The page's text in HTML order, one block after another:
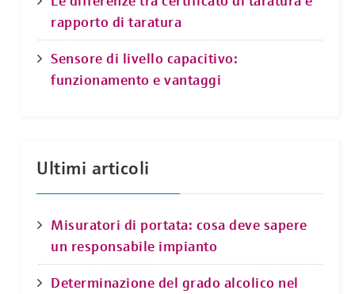
rapporto di taratura
Sensore di livello capacitivo:
funzionamento e vantaggi
Ultimi articoli
Misuratori di portata: cosa deve sapere
un responsabile impianto
Determinazione del grado alcolico nel